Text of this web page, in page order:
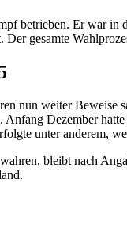
betrieben. Er war
Der gesamte
nun weiter Beweise
Dezember
unter anderem,
bleibt nach